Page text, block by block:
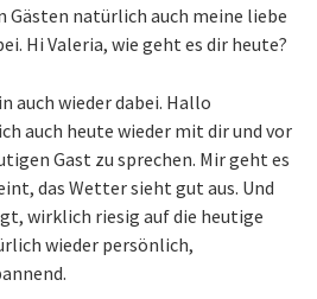
Gästen natürlich auch meine liebe
Hi Valeria, wie geht es dir heute?
auch wieder dabei. Hallo
auch heute wieder mit dir und vor
Gast zu sprechen. Mir geht es
das Wetter sieht gut aus. Und
wirklich riesig auf die heutige
wieder persönlich,